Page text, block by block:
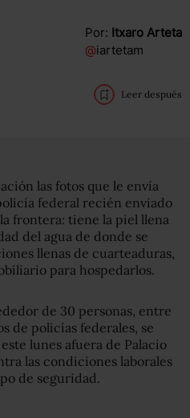
Por: Itxaro Arteta
@iartetam
Leer después
las fotos que le envía
federal recién enviado
frontera: tiene la piel llena
del agua de donde se
llenas de cuarteaduras,
para hospedarlos.
de 30 personas, entre
de policías federales, se
lunes afuera de Palacio
las condiciones laborales
de seguridad.